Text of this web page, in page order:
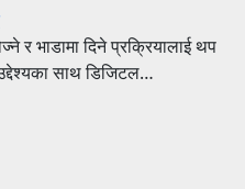
र भाडामा दिने प्रक्रियालाई थप
साथ डिजिटल…